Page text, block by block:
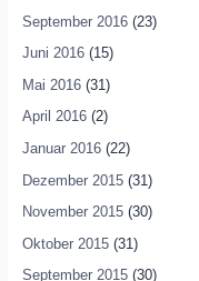
September 2016(23)
Juni 2016(15)
Mai 2016(31)
April 2016(2)
Januar 2016(22)
Dezember 2015(31)
November 2015(30)
Oktober 2015(31)
September 2015(30)